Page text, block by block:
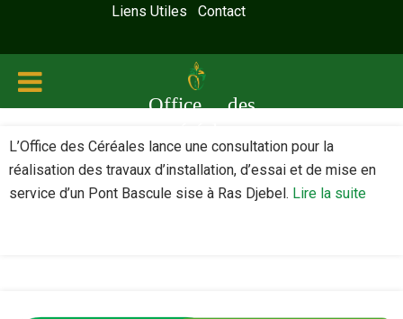
Liens Utiles Contact
Office des
L’Office des Céréales lance une consultation pour la
réalisation des travaux d’installation, d’essai et de mise en
service d’un Pont Bascule sise à Ras Djebel. Lire la suite